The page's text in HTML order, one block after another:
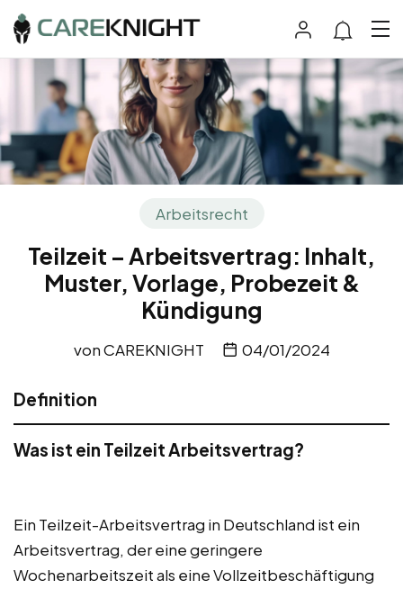
Arbeitsrecht
Teilzeit – Arbeitsvertrag: Inhalt,
Muster, Vorlage, Probezeit &
Kündigung
vonCAREKNIGHT 04/01/2024
Definition
Was ist ein Teilzeit Arbeitsvertrag?
Ein Teilzeit-Arbeitsvertrag in Deutschland ist ein
Arbeitsvertrag, der eine geringere
Wochenarbeitszeit als eine Vollzeitbeschäftigung